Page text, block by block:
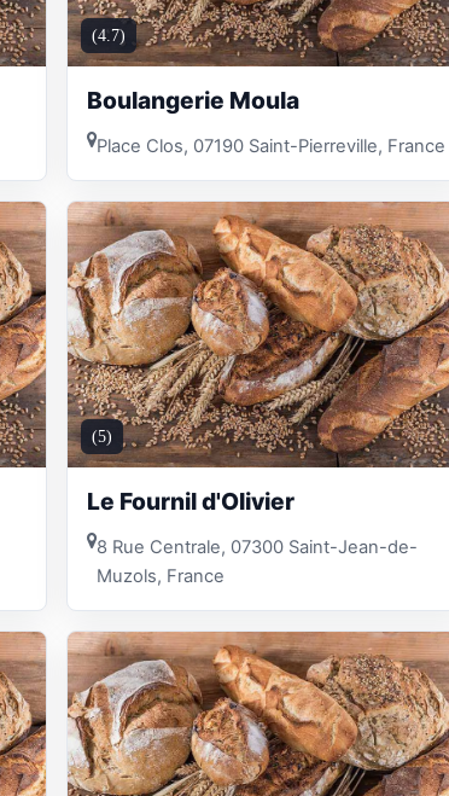
(4.7)
Boulangerie Moula
Place Clos, 07190 Saint-Pierreville, France
(5)
Le Fournil d'Olivier
8 Rue Centrale, 07300 Saint-Jean-de-
Muzols, France